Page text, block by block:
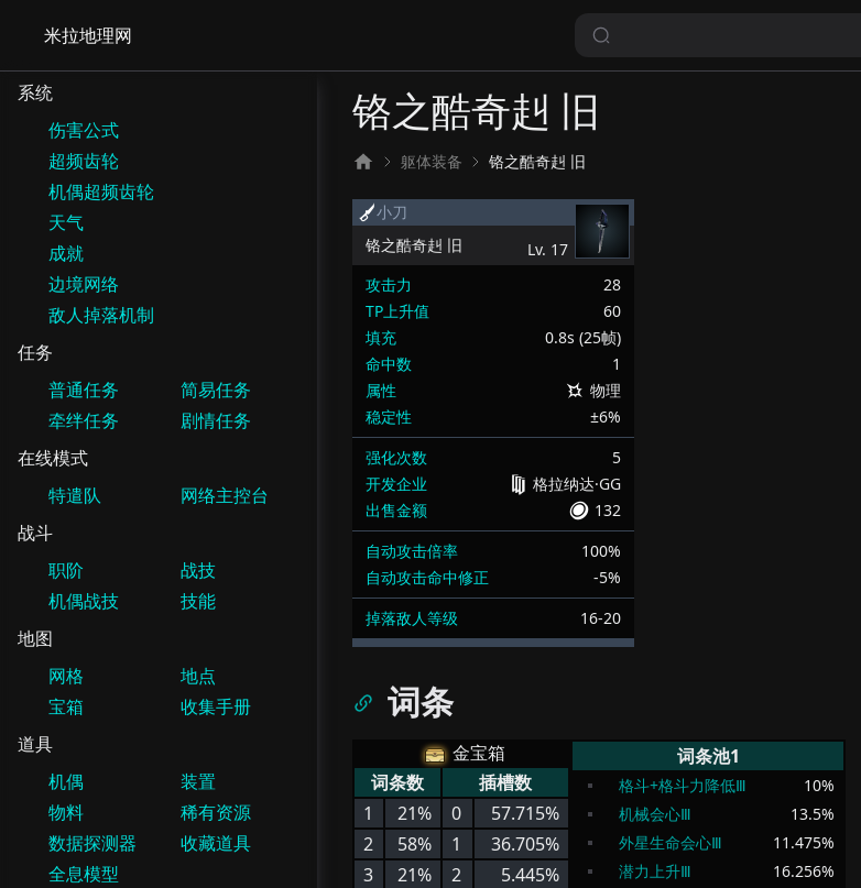
米拉地理网
系统
伤害公式
超频齿轮
机偶超频齿轮
天气
成就
边境网络
敌人掉落机制
任务
普通任务
简易任务
牵绊任务
剧情任务
在线模式
特遣队
网络主控台
战斗
职阶
战技
机偶战技
技能
地图
网格
地点
宝箱
收集手册
道具
机偶
装置
物料
稀有资源
数据探测器
收藏道具
全息模型
铬之酷奇赳 旧
躯体装备
铬之酷奇赳 旧
小刀
铬之酷奇赳 旧
Lv. 17
攻击力
28
TP上升值
60
填充
0.8s (25帧)
命中数
1
属性
物理
稳定性
±6%
强化次数
5
开发企业
格拉纳达·GG
出售金额
132
自动攻击倍率
100%
自动攻击命中修正
-5%
掉落敌人等级
16-20
词条
金宝箱
词条数
插槽数
1
21% 0
57.715%
2
58% 1
36.705%
3
21% 2
5.445%
词条池1
格斗+格斗力降低Ⅲ 10%
机械会心Ⅲ
13.5%
外星生命会心Ⅲ
11.475%
潜力上升Ⅲ
16.256%